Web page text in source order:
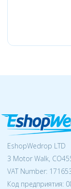
EshopWedrop LTD
3 Motor Walk,
VAT Number:
Код предприятия: